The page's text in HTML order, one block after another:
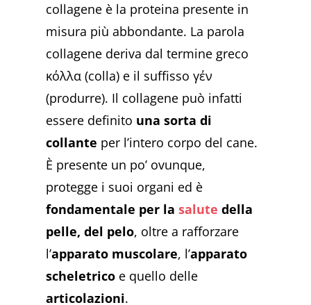
collagene è la proteina presente in
misura più abbondante. La parola
collagene deriva dal termine greco
κόλλα (colla) e il suffisso γέν
(produrre). Il collagene può infatti
essere definito una sorta di
collante per l’intero corpo del cane.
È presente un po’ ovunque,
protegge i suoi organi ed è
fondamentale per lasalute della
pelle, del pelo, oltre a rafforzare
l’apparato muscolare, l’apparato
scheletrico e quello delle
articolazioni.